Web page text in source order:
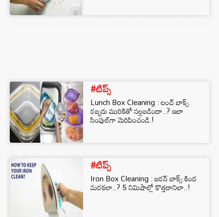
#టిప్స్
Lunch Box Cleaning : లంచ్ బాక్స్
రబ్బరు మురికితో నల్లబడిందా..? ఇలా
సింపుల్‌గా మెరిపించండి.!
#టిప్స్
Iron Box Cleaning : ఐరన్ బాక్స్ కింద
మరకలా..? 5 నిమిషాల్లో కొత్తదానిలా..!